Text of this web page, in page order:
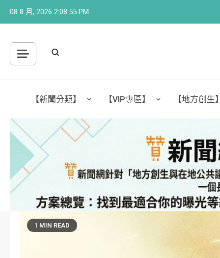
08 8 月, 2026 2:08:57 PM
【新聞分類】 【VIP專區】 【地方創生
1 MIN READ